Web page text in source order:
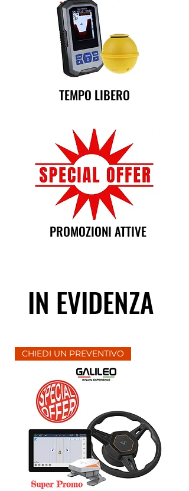
TEMPO LIBERO
PROMOZIONI ATTIVE
IN EVIDENZA
CHIEDI UN PREVENTIVO